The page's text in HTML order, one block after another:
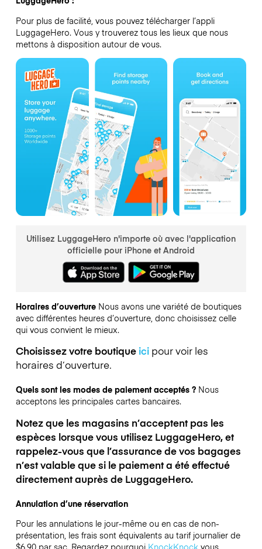
Pour plus de facilité, vous pouvez télécharger l’appli
LuggageHero. Vous y trouverez tous les lieux que nous
mettons à disposition autour de vous.
Utilisez LuggageHero n'importe où avec l'application
officielle pour iPhone et Android
Horaires d’ouverture Nous avons une variété de boutiques
avec différentes heures d’ouverture, donc choisissez celle
qui vous convient le mieux.
Choisissez votre boutique icipour voir les
horaires d’ouverture.
Quels sont les modes de paiement acceptés ? Nous
acceptons les principales cartes bancaires.
Notez que les magasins n’acceptent pas les
espèces lorsque vous utilisez LuggageHero, et
rappelez-vous que l’assurance de vos bagages
n’est valable que si le paiement a été effectué
directement auprès de LuggageHero.
Annulation d’une réservation
Pour les annulations le jour-même ou en cas de non-
présentation, les frais sont équivalents au tarif journalier de
$6.90 par sac. Regardez pourquoi KnockKnockvous